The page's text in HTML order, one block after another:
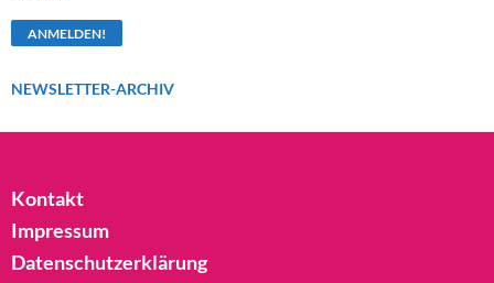
NEWSLETTER-ARCHIV
Kontakt
Impressum
Datenschutzerklärung